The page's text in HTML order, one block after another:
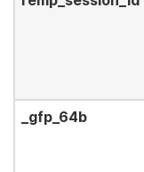
_gfp_64b